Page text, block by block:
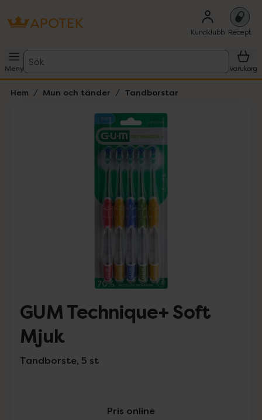
Kundklubb Recept
Meny
Sök
Varukorg
Hem Mun och tänder Tandborstar
Lista: . Innehåller 1 objekt.
GUM Technique+ Soft
Mjuk
Tandborste, 5 st
Pris online